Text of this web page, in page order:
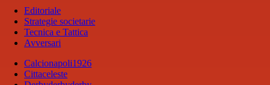
Editoriale
Strategie societarie
Tecnica e Tattica
Avversari
Calcionapoli1926
Cittaceleste